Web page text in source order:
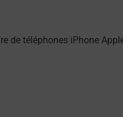
téléphones iPhone